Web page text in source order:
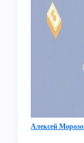
Алексей